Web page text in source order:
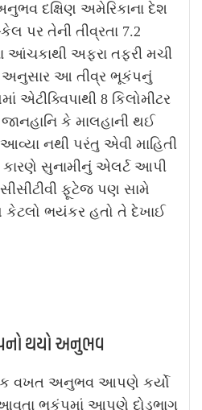
દક્ષિણ અમેરિકાના દેશ
પર તેની તીવ્રતા 7.2
આંચકાથી અફરા તફરી મચી
અનુસાર આ તીવ્ર ભૂકંપનું
એટીક્વિપાથી 8 કિલોમીટર
કે માલહાની થઈ
નથી પરંતુ એવી માહિતી
સુનામીનું એલર્ટ આપી
ફૂટેજ પણ સામે
ભયંકર હતો તે દેખાઈ
થયો અનુભવ
વખત અનુભવ આપણે કર્યો
આવતા ભૂકંપમાં આપણે દોડભાગ